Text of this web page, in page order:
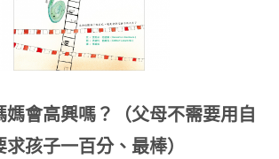
會高興嗎？（父母不需要用自
孩子一百分、最棒）